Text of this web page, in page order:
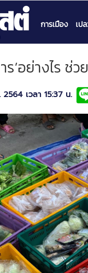
การเมือง เป
ร’อย่างไร ช่
เวลา 15:37 น.